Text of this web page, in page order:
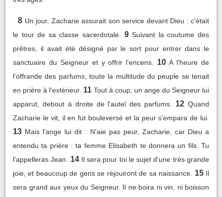
8 Un jour, Zacharie assurait son service devant Dieu : c'était
le tour de sa classe sacerdotale.
9 Suivant la coutume des
prêtres, il avait été désigné par le sort pour entrer dans le
sanctuaire du Seigneur et y offrir l'encens.
10 A l'heure de
l'offrande des parfums, toute la multitude du peuple se tenait
en prière à l'extérieur. 11 Tout à coup, un ange du Seigneur lui
apparut, debout à droite de l'autel des parfums.
12 Quand
Zacharie le vit, il en fut bouleversé et la peur s'empara de lui.
13 Mais l'ange lui dit : N'aie pas peur, Zacharie, car Dieu a
entendu ta prière : ta femme Elisabeth te donnera un fils. Tu
l'appelleras Jean.
14 Il sera pour toi le sujet d'une très grande
joie, et beaucoup de gens se réjouiront de sa naissance.
15 Il
sera grand aux yeux du Seigneur. Il ne boira ni vin, ni boisson